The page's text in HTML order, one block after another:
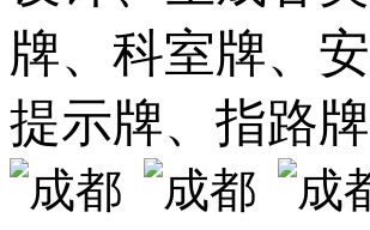
牌、科室牌、
提示牌、指路